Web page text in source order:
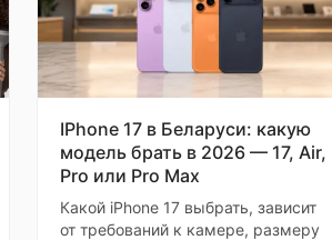
волос и
моющий
IPhone 17 в Беларуси: какую
модель брать в 2026 — 17, Air,
Pro или Pro Max
Какой iPhone 17 выбрать, зависит
от требований к камере, размеру